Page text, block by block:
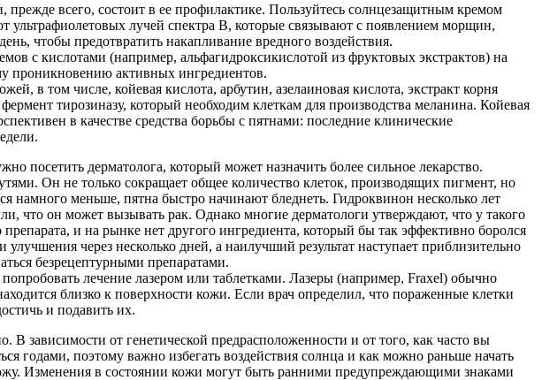
всего, состоит в ее профилактике. Пользуйтесь солнцезащитным кремом
лучей спектра В, которые связывают с появлением морщин,
чтобы предотвратить накапливание вредного воздействия.
с кислотами (например, альфагидроксикислотой из фруктовых экстрактов) на
проникновению активных ингредиентов.
в том числе, койевая кислота, арбутин, азелаиновая кислота, экстракт корня
тирозиназу, который необходим клеткам для производства меланина. Койевая
в качестве средства борьбы с пятнами: последние клинические
посетить дерматолога, который может назначить более сильное лекарство.
Он не только сокращает общее количество клеток, производящих пигмент, но
намного меньше, пятна быстро начинают бледнеть. Гидроквинон несколько лет
что он может вызывать рак. Однако многие дерматологи утверждают, что у такого
и на рынке нет другого ингредиента, который бы так эффективно боролся
через несколько дней, а наилучший результат наступает приблизительно
безрецептурными препаратами.
лечение лазером или таблетками. Лазеры (например, Fraxel) обычно
близко к поверхности кожи. Если врач определил, что пораженные клетки
и подавить их.
В зависимости от генетической предрасположенности и от того, как часто вы
годами, поэтому важно избегать воздействия солнца и как можно раньше начать
Изменения в состоянии кожи могут быть ранними предупреждающими знаками